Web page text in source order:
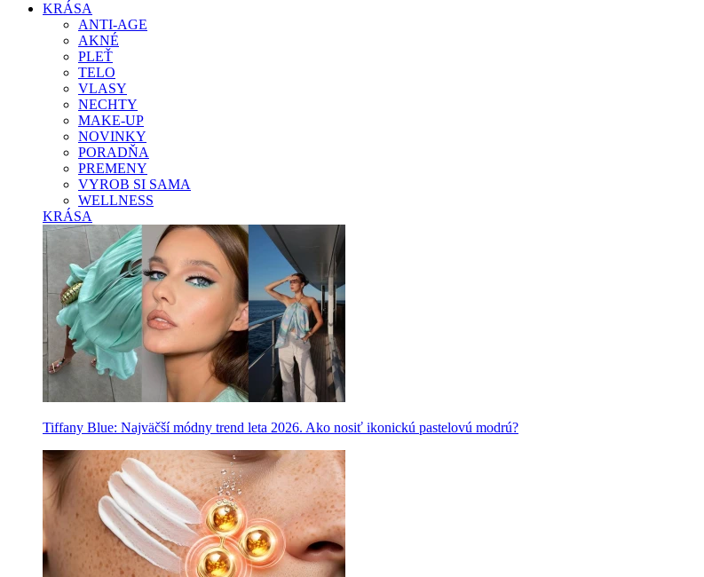
KRÁSA
ANTI-AGE
AKNÉ
PLEŤ
TELO
VLASY
NECHTY
MAKE-UP
NOVINKY
PORADŇA
PREMENY
VYROB SI SAMA
WELLNESS
KRÁSA
Tiffany Blue: Najväčší módny trend leta 2026. Ako nosiť ikonickú pastelovú modrú?